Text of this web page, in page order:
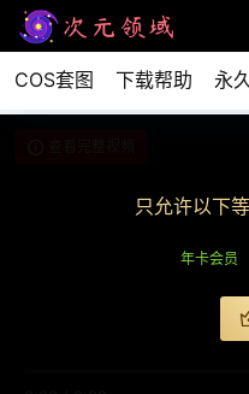
COS套图 下载帮助 永
只允许以下
年卡会员